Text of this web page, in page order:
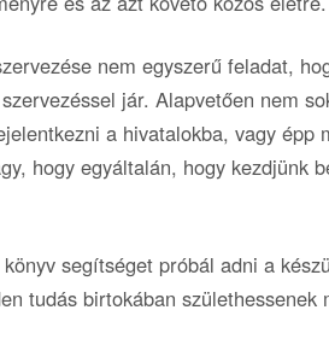
nem egyszerű feladat,
jár. Alapvetően nem
a hivatalokba, vagy épp
hogy egyáltalán, hogy kezdjünk
segítséget próbál adni a
tudás birtokában születhessenek